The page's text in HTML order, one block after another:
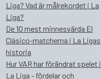
Liga? Vad är målrekordet i La
Liga?
De 10 mest minnesvärda El
Clásico-matcherna i La Ligas
historia
Hur VAR har förändrat spelet i
La Liga - fördelar och